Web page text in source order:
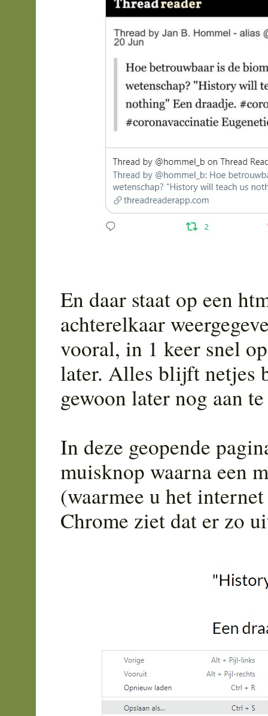
En daar staat op een
achterelkaar
vooral, in 1 keer snel
later. Alles blijft netjes
gewoon later nog aan
In deze geopende
muisknop waarna een
(waarmee u het
Chrome ziet dat er zo